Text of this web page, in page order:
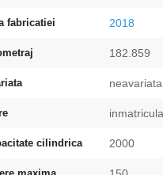
fabricatiei 2018
182.859
neavariata
cilindrica 2000